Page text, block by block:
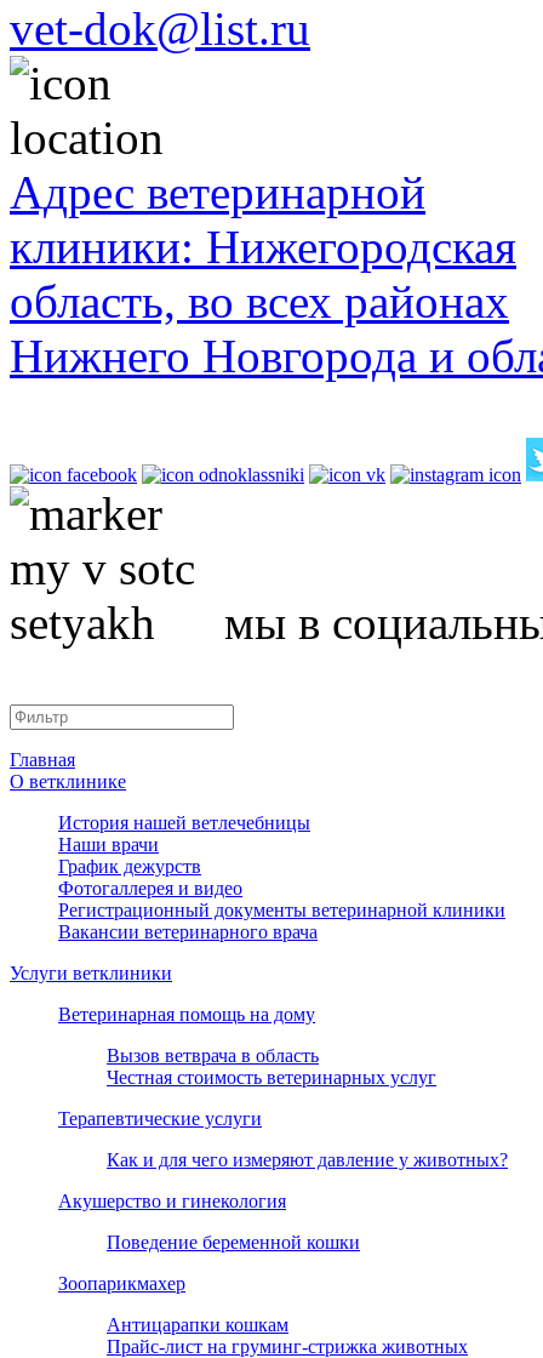
vet-dok@list.ru
Адрес ветеринарной
клиники: Нижегородская
область, во всех районах
Нижнего Новгорода и
мы в
Главная
О ветклинике
История нашей ветлечебницы
Наши врачи
График дежурств
Фотогаллерея и видео
Регистрационный документы ветеринарной клиники
Вакансии ветеринарного врача
Услуги ветклиники
Ветеринарная помощь на дому
Вызов ветврача в область
Честная стоимость ветеринарных услуг
Терапевтические услуги
Как и для чего измеряют давление у животных?
Акушерство и гинекология
Поведение беременной кошки
Зоопарикмахер
Антицарапки кошкам
Прайс-лист на груминг-стрижка животных